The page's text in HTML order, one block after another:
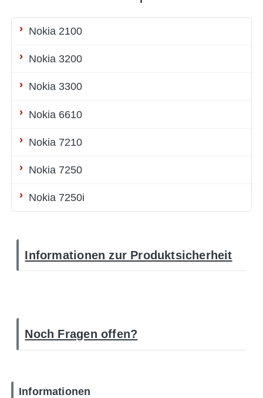
Nokia 2100
Nokia 3200
Nokia 3300
Nokia 6610
Nokia 7210
Nokia 7250
Nokia 7250i
Informationen zur Produktsicherheit
Noch Fragen offen?
Informationen